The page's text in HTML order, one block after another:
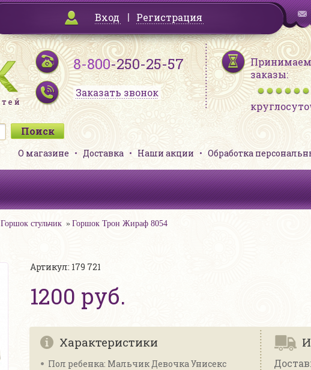
Вход Регистрация
8-800-250-25-57
Заказать звонок
Принимаем
заказы:
О магазине Доставка Наши акции Обработка
Горшок стульчик Горшок Трон Жираф 8054
Артикул: 179 721
1200 руб.
Характеристики
Пол ребенка: Мальчик Девочка Унисекс